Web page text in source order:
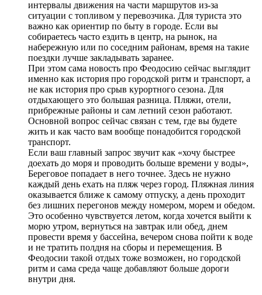
интервалы движения на части маршрутов из-за
ситуации с топливом у перевозчика. Для туриста это
важно как ориентир по быту в городе. Если вы
собираетесь часто ездить в центр, на рынок, на
набережную или по соседним районам, время на такие
поездки лучше закладывать заранее.
При этом сама новость про Феодосию сейчас выглядит
именно как история про городской ритм и транспорт, а
не как история про срыв курортного сезона. Для
отдыхающего это большая разница. Пляжи, отели,
прибрежные районы и сам летний сезон работают.
Основной вопрос сейчас связан с тем, где вы будете
жить и как часто вам вообще понадобится городской
транспорт.
Если ваш главный запрос звучит как «хочу быстрее
доехать до моря и проводить больше времени у воды»,
Береговое попадает в него точнее. Здесь не нужно
каждый день ехать на пляж через город. Пляжная линия
оказывается ближе к самому отпуску, а день проходит
без лишних перегонов между номером, морем и обедом.
Это особенно чувствуется летом, когда хочется выйти к
морю утром, вернуться на завтрак или обед, днем
провести время у бассейна, вечером снова пойти к воде
и не тратить полдня на сборы и перемещения. В
Феодосии такой отдых тоже возможен, но городской
ритм и сама среда чаще добавляют больше дороги
внутри дня.